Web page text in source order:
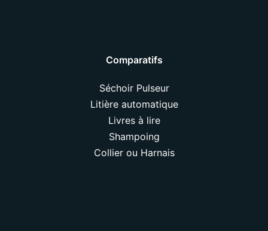
Comparatifs
Séchoir Pulseur
Litière automatique
Livres à lire
Shampoing
Collier ou Harnais